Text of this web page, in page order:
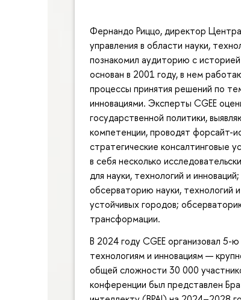
Фернандо Риццо, директор
управления в области науки,
познакомил аудиторию с
основан в 2001 году, в нем
процессы принятия решений по
инновациями. Эксперты CGEE
государственной политики,
компетенции, проводят форсайт-
стратегические консалтинговые
в себя несколько
для науки, технологий и
обсерваторию науки, технологий
устойчивых городов;
трансформации.
В 2024 году CGEE организовал
технологиям и инновациям —
общей сложности 30 000
конференции был представлен